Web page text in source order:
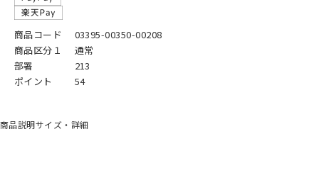
商品コード
03395-00350-00208
商品区分１
通常
部署
213
ポイント
54
商品説明サイズ・詳細